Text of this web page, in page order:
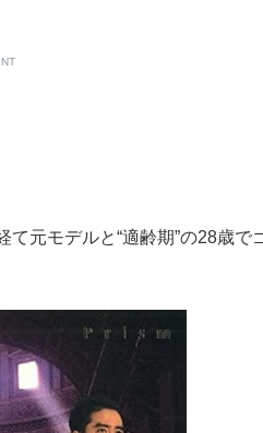
元モデルと“適齢期”の28歳で